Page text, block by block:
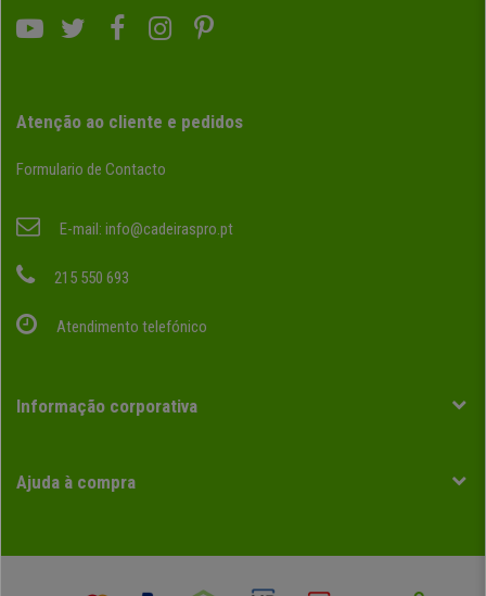
Atenção ao cliente e pedidos
Formulario de Contacto
E-mail: info@cadeiraspro.pt
215 550 693
Atendimento telefónico
Informação corporativa
Ajuda à compra